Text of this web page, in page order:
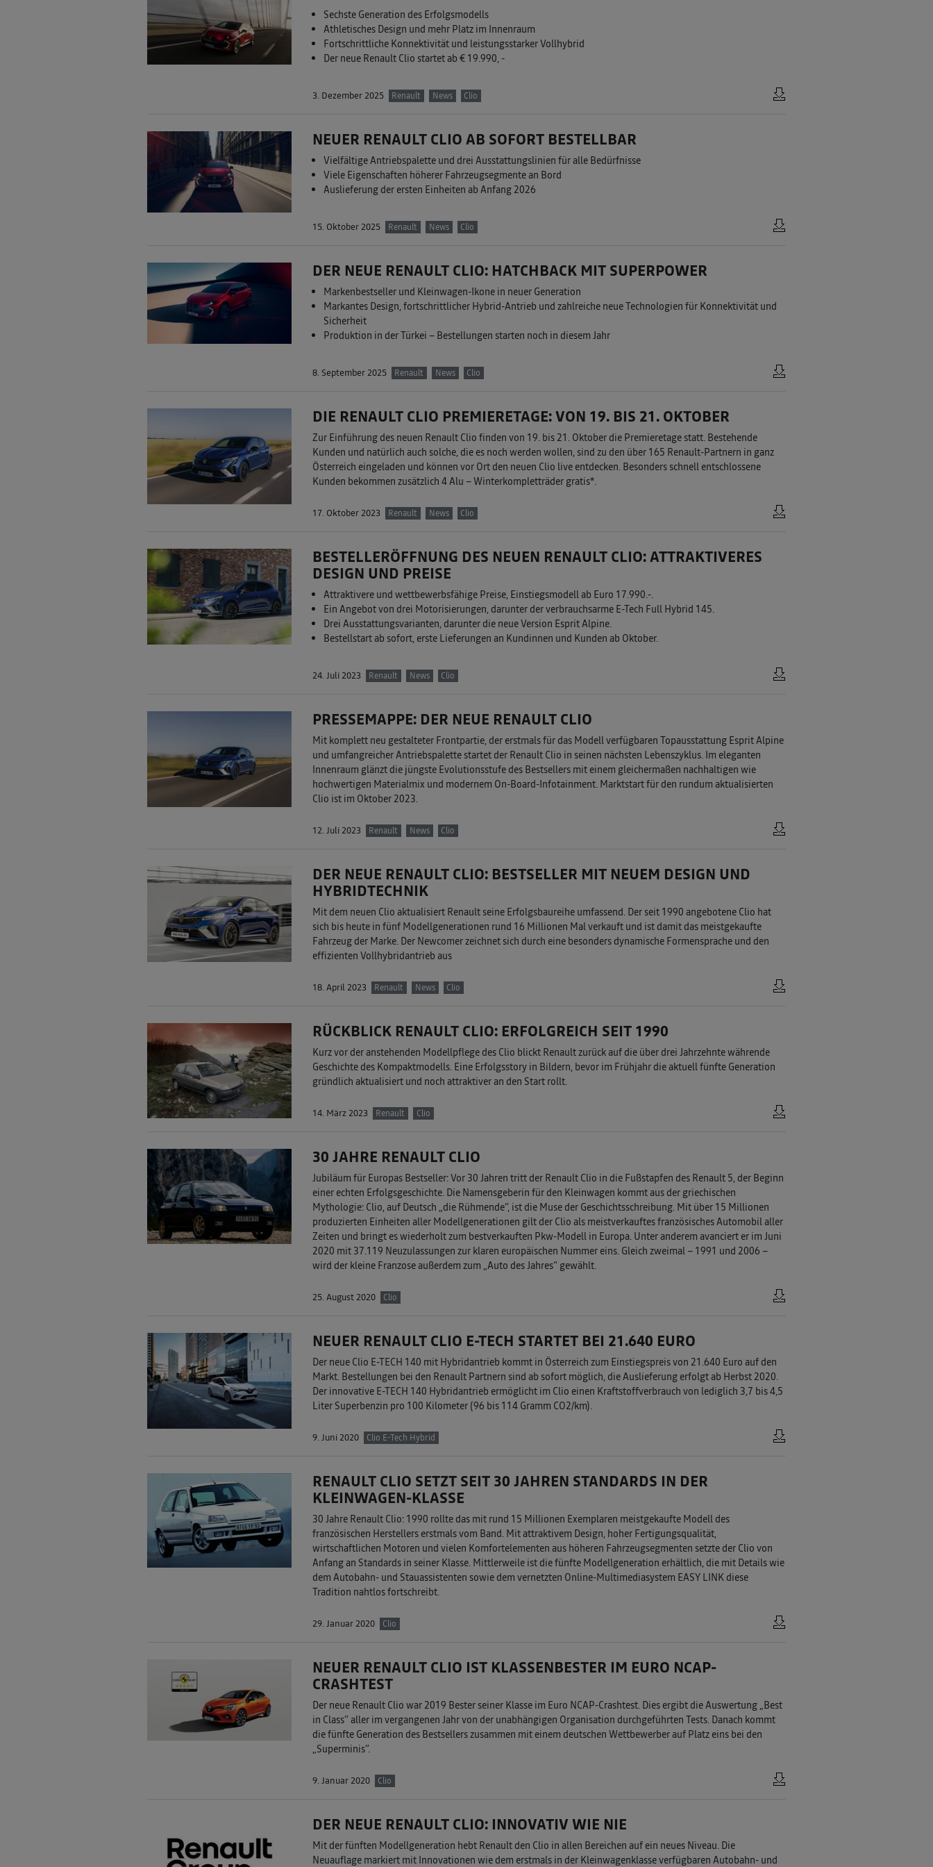
Sechste Generation des Erfolgsmodells
Athletisches Design und mehr Platz im Innenraum
Fortschrittliche Konnektivität und leistungsstarker Vollhybrid
Der neue Renault Clio startet ab € 19.990, -
3. Dezember 2025 Renault News Clio
NEUER RENAULT CLIO AB SOFORT BESTELLBAR
Vielfältige Antriebspalette und drei Ausstattungslinien für alle Bedürfnisse
Viele Eigenschaften höherer Fahrzeugsegmente an Bord
Auslieferung der ersten Einheiten ab Anfang 2026
15. Oktober 2025 Renault News Clio
DER NEUE RENAULT CLIO: HATCHBACK MIT SUPERPOWER
Markenbestseller und Kleinwagen-Ikone in neuer Generation
Markantes Design, fortschrittlicher Hybrid-Antrieb und zahlreiche neue Technologien für Konnektivität und
Sicherheit
Produktion in der Türkei – Bestellungen starten noch in diesem Jahr
8. September 2025 Renault News Clio
DIE RENAULT CLIO PREMIERETAGE: VON 19. BIS 21. OKTOBER
Zur Einführung des neuen Renault Clio finden von 19. bis 21. Oktober die Premieretage statt. Bestehende
Kunden und natürlich auch solche, die es noch werden wollen, sind zu den über 165 Renault-Partnern in ganz
Österreich eingeladen und können vor Ort den neuen Clio live entdecken. Besonders schnell entschlossene
Kunden bekommen zusätzlich 4 Alu – Winterkompletträder gratis*.
17. Oktober 2023 Renault News Clio
BESTELLERÖFFNUNG DES NEUEN RENAULT CLIO: ATTRAKTIVERES
DESIGN UND PREISE
Attraktivere und wettbewerbsfähige Preise, Einstiegsmodell ab Euro 17.990.-.
Ein Angebot von drei Motorisierungen, darunter der verbrauchsarme E-Tech Full Hybrid 145.
Drei Ausstattungsvarianten, darunter die neue Version Esprit Alpine.
Bestellstart ab sofort, erste Lieferungen an Kundinnen und Kunden ab Oktober.
24. Juli 2023 Renault News Clio
PRESSEMAPPE: DER NEUE RENAULT CLIO
Mit komplett neu gestalteter Frontpartie, der erstmals für das Modell verfügbaren Topausstattung Esprit Alpine
und umfangreicher Antriebspalette startet der Renault Clio in seinen nächsten Lebenszyklus. Im eleganten
Innenraum glänzt die jüngste Evolutionsstufe des Bestsellers mit einem gleichermaßen nachhaltigen wie
hochwertigen Materialmix und modernem On-Board-Infotainment. Marktstart für den rundum aktualisierten
Clio ist im Oktober 2023.
12. Juli 2023 Renault News Clio
DER NEUE RENAULT CLIO: BESTSELLER MIT NEUEM DESIGN UND
HYBRIDTECHNIK
Mit dem neuen Clio aktualisiert Renault seine Erfolgsbaureihe umfassend. Der seit 1990 angebotene Clio hat
sich bis heute in fünf Modellgenerationen rund 16 Millionen Mal verkauft und ist damit das meistgekaufte
Fahrzeug der Marke. Der Newcomer zeichnet sich durch eine besonders dynamische Formensprache und den
effizienten Vollhybridantrieb aus
18. April 2023 Renault News Clio
RÜCKBLICK RENAULT CLIO: ERFOLGREICH SEIT 1990
Kurz vor der anstehenden Modellpflege des Clio blickt Renault zurück auf die über drei Jahrzehnte währende
Geschichte des Kompaktmodells. Eine Erfolgsstory in Bildern, bevor im Frühjahr die aktuell fünfte Generation
gründlich aktualisiert und noch attraktiver an den Start rollt.
14. März 2023 Renault Clio
30 JAHRE RENAULT CLIO
Jubiläum für Europas Bestseller: Vor 30 Jahren tritt der Renault Clio in die Fußstapfen des Renault 5, der Beginn
einer echten Erfolgsgeschichte. Die Namensgeberin für den Kleinwagen kommt aus der griechischen
Mythologie: Clio, auf Deutsch „die Rühmende“, ist die Muse der Geschichtsschreibung. Mit über 15 Millionen
produzierten Einheiten aller Modellgenerationen gilt der Clio als meistverkauftes französisches Automobil aller
Zeiten und bringt es wiederholt zum bestverkauften Pkw-Modell in Europa. Unter anderem avanciert er im Juni
2020 mit 37.119 Neuzulassungen zur klaren europäischen Nummer eins. Gleich zweimal – 1991 und 2006 –
wird der kleine Franzose außerdem zum „Auto des Jahres“ gewählt.
25. August 2020 Clio
NEUER RENAULT CLIO E-TECH STARTET BEI 21.640 EURO
Der neue Clio E-TECH 140 mit Hybridantrieb kommt in Österreich zum Einstiegspreis von 21.640 Euro auf den
Markt. Bestellungen bei den Renault Partnern sind ab sofort möglich, die Auslieferung erfolgt ab Herbst 2020.
Der innovative E-TECH 140 Hybridantrieb ermöglicht im Clio einen Kraftstoffverbrauch von lediglich 3,7 bis 4,5
Liter Superbenzin pro 100 Kilometer (96 bis 114 Gramm CO2/km).
9. Juni 2020 Clio E-Tech Hybrid
RENAULT CLIO SETZT SEIT 30 JAHREN STANDARDS IN DER
KLEINWAGEN-KLASSE
30 Jahre Renault Clio: 1990 rollte das mit rund 15 Millionen Exemplaren meistgekaufte Modell des
französischen Herstellers erstmals vom Band. Mit attraktivem Design, hoher Fertigungsqualität,
wirtschaftlichen Motoren und vielen Komfortelementen aus höheren Fahrzeugsegmenten setzte der Clio von
Anfang an Standards in seiner Klasse. Mittlerweile ist die fünfte Modellgeneration erhältlich, die mit Details wie
dem Autobahn- und Stauassistenten sowie dem vernetzten Online-Multimediasystem EASY LINK diese
Tradition nahtlos fortschreibt.
29. Januar 2020 Clio
NEUER RENAULT CLIO IST KLASSENBESTER IM EURO NCAP-
CRASHTEST
Der neue Renault Clio war 2019 Bester seiner Klasse im Euro NCAP-Crashtest. Dies ergibt die Auswertung „Best
in Class” aller im vergangenen Jahr von der unabhängigen Organisation durchgeführten Tests. Danach kommt
die fünfte Generation des Bestsellers zusammen mit einem deutschen Wettbewerber auf Platz eins bei den
„Superminis”.
9. Januar 2020 Clio
DER NEUE RENAULT CLIO: INNOVATIV WIE NIE
Mit der fünften Modellgeneration hebt Renault den Clio in allen Bereichen auf ein neues Niveau. Die
Neuauflage markiert mit Innovationen wie dem erstmals in der Kleinwagenklasse verfügbaren Autobahn- und